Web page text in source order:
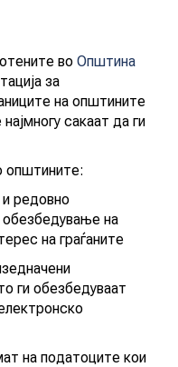
во Општина
за
на општините
сакаат да ги
општините:
редовно
на
на граѓаните
ги обезбедуваат
на податоците кои